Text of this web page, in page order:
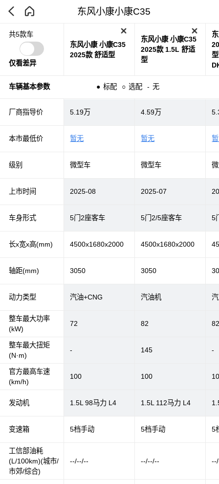
东风小康小康C35
共5款车
仅看差异
东风小康 小康C35
2025款 舒适型
东风小康 小康C35
2025款 1.5L 舒适
型
车辆基本参数 ● 标配 ○ 选配 - 无
厂商指导价
本市最低价
级别
上市时间
车身形式
长x宽x高(mm)
轴距(mm)
动力类型
整车最大功率
(kW)
整车最大扭矩
(N·m)
官方最高车速
(km/h)
发动机
变速箱
工信部油耗
(L/100km)(城市/
市郊/综合)
5.19万 4.59万
暂无 暂无
微型车 微型车
2025-08 2025-07
5门2座客车 5门2/5座客车 5
4500x1680x2000 4500x1680x2000
3050 3050
汽油+CNG 汽油机
72 82
- 145 -
100 100
1.5L 98马力 L4 1.5L 112马力 L4
5档手动 5档手动 5
--/--/-- --/--/--